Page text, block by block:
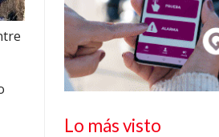
Lo más visto